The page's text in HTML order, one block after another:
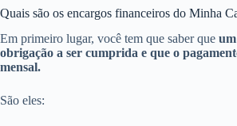
Quais são os encargos financeiros do Minha
Em primeiro lugar, você tem que saber que
obrigação a ser cumprida e que o
mensal.
São eles: